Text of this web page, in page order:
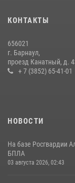
КОНТАКТЫ
656021
г. Барнаул,
проезд Канатный, д.
+ 7 (3852) 65-41-01
НОВОСТИ
На базе Росгвардии
БПЛА
03 августа 2026, 02:43